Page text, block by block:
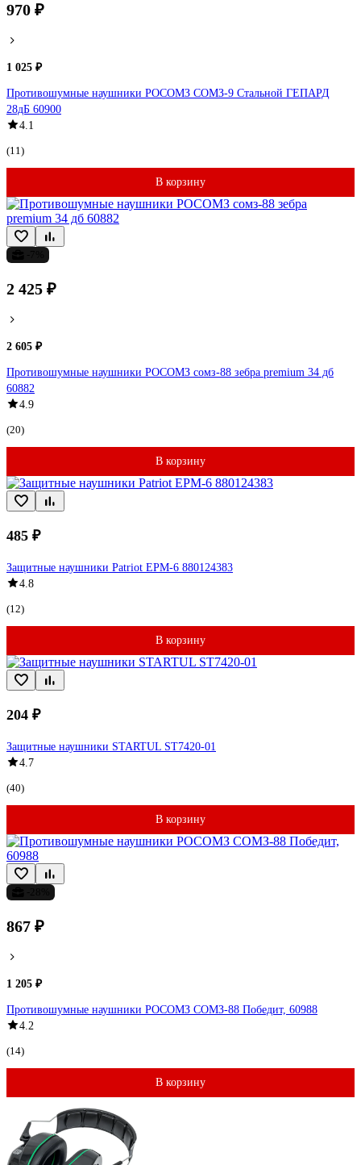
970 ₽
1 025 ₽
Противошумные наушники РОСОМЗ СОМЗ-9 Стальной ГЕПАРД
28дБ 60900
4.1
(11)
В корзину
2 425 ₽
2 605 ₽
Противошумные наушники РОСОМЗ сомз-88 зебра premium 34 дб
60882
4.9
(20)
В корзину
485 ₽
Защитные наушники Patriot EPM-6 880124383
4.8
(12)
В корзину
204 ₽
Защитные наушники STARTUL ST7420-01
4.7
(40)
В корзину
867 ₽
1 205 ₽
Противошумные наушники РОСОМЗ СОМЗ-88 Победит, 60988
4.2
(14)
В корзину